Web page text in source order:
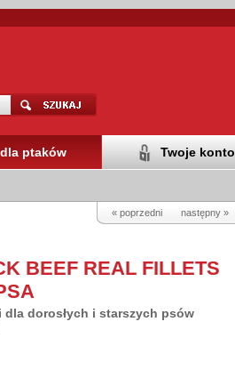
dla ptaków Twoje konto
« poprzedni następny »
BEEF REAL FILLETS
dla dorosłych i starszych psów